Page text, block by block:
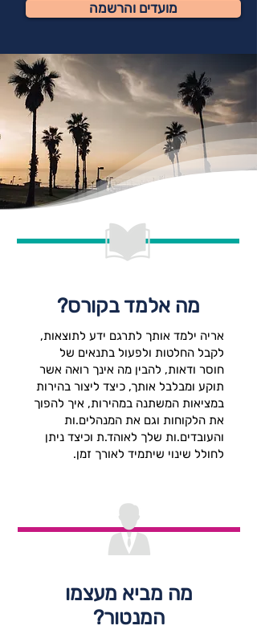
מועדים והרשמה
מה אלמד בקורס?
אריה ילמד אותך לתרגם ידע לתוצאות,
לקבל החלטות ולפעול בתנאים של
חוסר ודאות, להבין מה אינך רואה אשר
תוקע ומבלבל אותך, כיצד ליצור בהירות
במציאות המשתנה במהירות, איך להפוך
את הלקוחות וגם את המנהלים.ות
והעובדים.ות שלך לאוהד.ת וכיצד ניתן
לחולל שינוי שיתמיד לאורך זמן.
מה מביא מעצמו
המנטור?